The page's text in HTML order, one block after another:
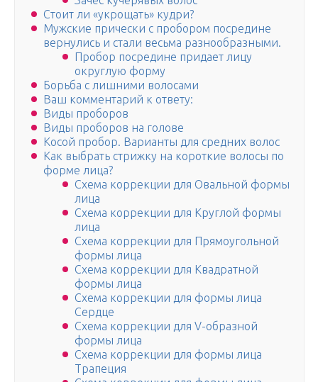
Стоит ли «укрощать» кудри?
Мужские прически с пробором посредине
вернулись и стали весьма разнообразными.
Пробор посредине придает лицу
округлую форму
Борьба с лишними волосами
Ваш комментарий к ответу:
Виды проборов
Виды проборов на голове
Косой пробор. Варианты для средних волос
Как выбрать стрижку на короткие волосы по
форме лица?
Схема коррекции для Овальной формы
лица
Схема коррекции для Круглой формы
лица
Схема коррекции для Прямоугольной
формы лица
Схема коррекции для Квадратной
формы лица
Схема коррекции для формы лица
Сердце
Схема коррекции для V-образной
формы лица
Схема коррекции для формы лица
Трапеция